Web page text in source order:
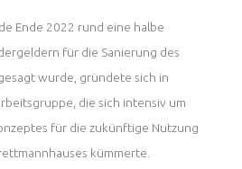
Ende 2022 rund eine halbe
für die Sanierung des
wurde, gründete sich in
die sich intensiv um
für die zukünftige Nutzung
kümmerte.